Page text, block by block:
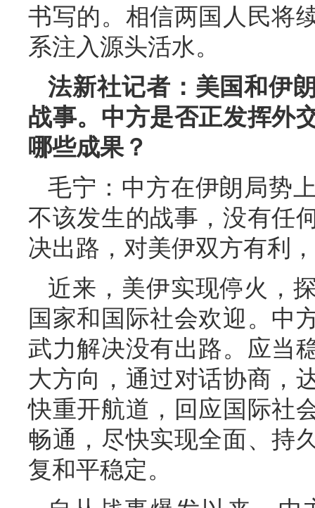
书写的。相信两国人民将
系注入源头活水。
法新社记者：美国和伊
战事。中方是否正发挥外
哪些成果？
毛宁：中方在伊朗局势
不该发生的战事，没有任
决出路，对美伊双方有利
近来，美伊实现停火，
国家和国际社会欢迎。中
武力解决没有出路。应当
大方向，通过对话协商，
快重开航道，回应国际社
畅通，尽快实现全面、持
复和平稳定。